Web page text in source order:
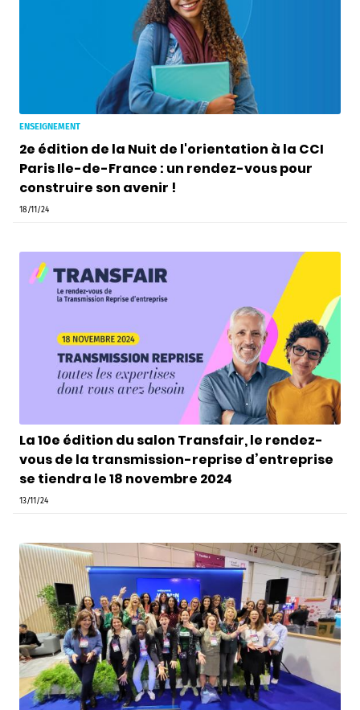
ENSEIGNEMENT
2e édition de la Nuit de l'orientation à la CCI
Paris Ile-de-France : un rendez-vous pour
construire son avenir !
18/11/24
La 10e édition du salon Transfair, le rendez-
vous de la transmission-reprise d’entreprise
se tiendra le 18 novembre 2024
13/11/24